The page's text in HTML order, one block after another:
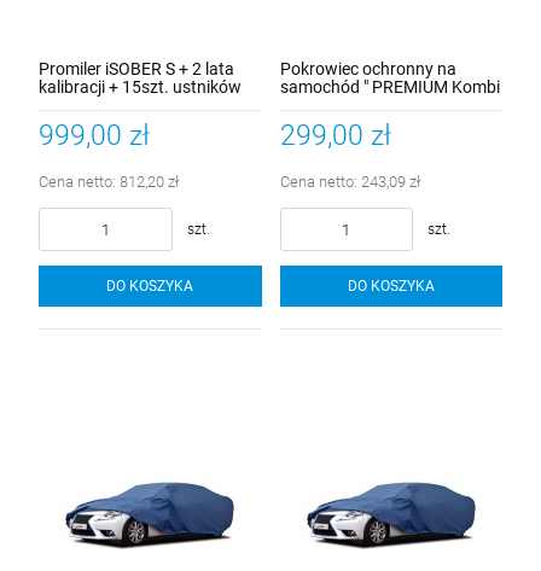
Promiler iSOBER S + 2 lata
kalibracji + 15szt. ustników
999,00 zł
Cena netto: 812,20 zł
szt.
DO KOSZYKA
Pokrowiec ochronny na
samochód " PREMIUM Kombi
L " długość 430-455cm
299,00 zł
Cena netto: 243,09 zł
szt.
DO KOSZYKA